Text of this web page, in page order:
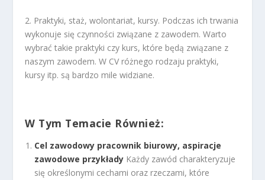
2. Praktyki, staż, wolontariat, kursy. Podczas ich trwania
wykonuje się czynności związane z zawodem. Warto
wybrać takie praktyki czy kurs, które będą związane z
naszym zawodem. W CV różnego rodzaju praktyki,
kursy itp. są bardzo mile widziane.
W Tym Temacie Również:
Cel zawodowy pracownik biurowy, aspiracje
zawodowe przykłady Każdy zawód charakteryzuje
się określonymi cechami oraz rzeczami, które